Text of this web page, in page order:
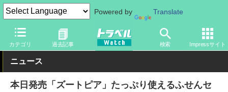
Powered by Translate
カテゴリ 過去記事 検索 Impressサイト
トラベル Watch 旅のアイテム 旅行グッズ 文具
ニュース
本日発売「ズートピア」たっぷり使えるふせんセ